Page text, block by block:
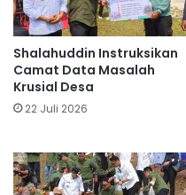
Shalahuddin Instruksikan
Camat Data Masalah
Krusial Desa
22 Juli 2026